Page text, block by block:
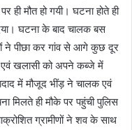
मौत हो गयी। घटना होते ही
घटना के बाद चालक बस
ने पीछा कर गांव से आगे कुछ दूर
एवं खलासी को अपने कब्जे में
में मौजूद भींड़ ने चालक एवं
मिलते ही मौके पर पहुंची पुलिस
ग्रामीणों ने शव के साथ